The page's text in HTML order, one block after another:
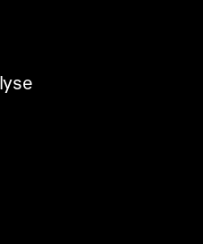
des Geldkreislaufs
eingezahlte
dem
letztlich an den
Sparsamkeit
bürgerliche Tugend, zu
Weltkrieg wurde die
ausgenutzt, um
Hatten
Unterstützung der
Staat zur „geräuschlosen
Sparkassenfilme